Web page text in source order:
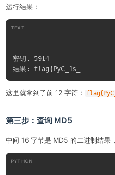
运行结果：
密钥: 5914
TEXT
这里就拿到了前 12 字符：